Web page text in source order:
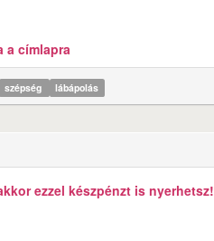
a címlapra
szépség lábápolás
ezzel készpénzt is nyerhetsz!